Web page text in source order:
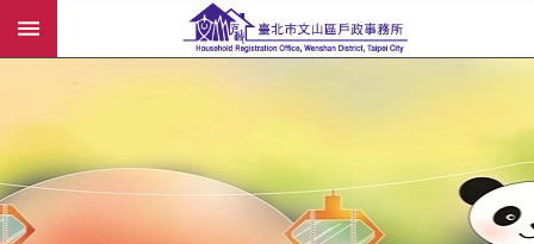
跳到主要內容區塊